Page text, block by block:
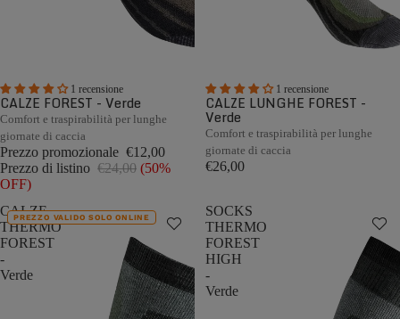
1 recensione
CALZE FOREST - Verde
Comfort e traspirabilità per lunghe
giornate di caccia
Prezzo promozionale €12,00
Prezzo di listino €24,00 (50%
OFF)
1 recensione
CALZE LUNGHE FOREST -
Verde
Comfort e traspirabilità per lunghe
giornate di caccia
€26,00
CALZE
THERMO
FOREST
-
Verde
PREZZO VALIDO SOLO ONLINE
SOCKS
THERMO
FOREST
HIGH
-
Verde